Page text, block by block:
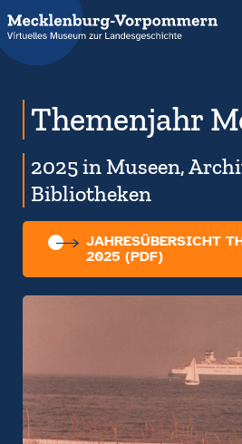
Themenjahr
2025 in Museen,
Bibliotheken
JAHRESÜBERSICHT
2025 (PDF)